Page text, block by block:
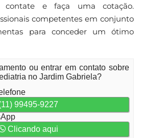
contate e faça uma cotação.
competentes em conjunto
para conceder um ótimo
ou entrar em contato sobre
no Jardim Gabriela?
99495-9227
Clicando aqui